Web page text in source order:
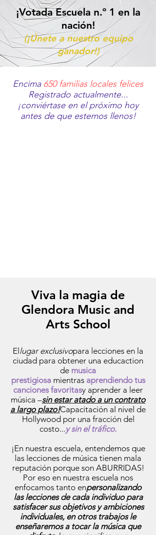
¡Votada Escuela n.º 1 en la
nación!
(¡Únete a nuestro equipo
ganador!)
Encima 650 familias locales felices
Registrado actualmente...
¡conviértase en el próximo hoy
antes de que estemos llenos!
Viva la magia de
Glendora Music and
Arts School
El lugar exclusivopara lecciones en la
ciudad para obtener una educaction
de musica
prestigiosa mientras aprendiendo tus
canciones favoritasy aprender a leer
música –sin estar atado a un contrato
a largo plazo!Capacitación al nivel de
Hollywood por una fracción del
costo...y sin el tráfico.
¡En nuestra escuela, entendemos que
las lecciones de música tienen mala
reputación porque son ABURRIDAS!
Por eso en nuestra escuela nos
enfocamos tanto enpersonalizando
las lecciones de cada individuo para
satisfacer sus objetivos y ambiciones
individuales, en otros trabajos le
enseñaremos a tocar la música que